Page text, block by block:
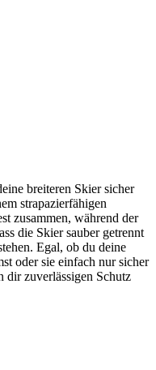
breiteren Skier sicher
strapazierfähigen
zusammen, während der
die Skier sauber getrennt
Egal, ob du deine
oder sie einfach nur sicher
dir zuverlässigen Schutz